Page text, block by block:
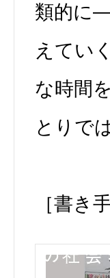
類的に
えてい
な時間
とりで
［書き